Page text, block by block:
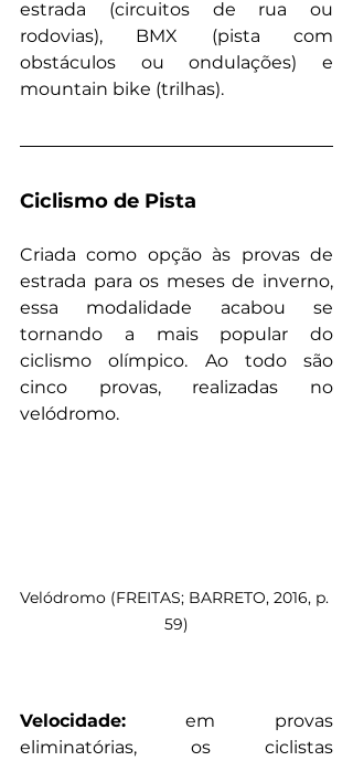
estrada (circuitos de rua ou
rodovias), BMX (pista com
obstáculos ou ondulações) e
mountain bike (trilhas).
Ciclismo de Pista
Criada como opção às provas de
estrada para os meses de inverno,
essa modalidade acabou se
tornando a mais popular do
ciclismo olímpico. Ao todo são
cinco provas, realizadas no
velódromo.
Velódromo (FREITAS; BARRETO, 2016, p.
59)
Velocidade: em provas
eliminatórias, os ciclistas